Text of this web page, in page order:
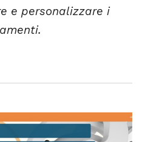
e personalizzare i